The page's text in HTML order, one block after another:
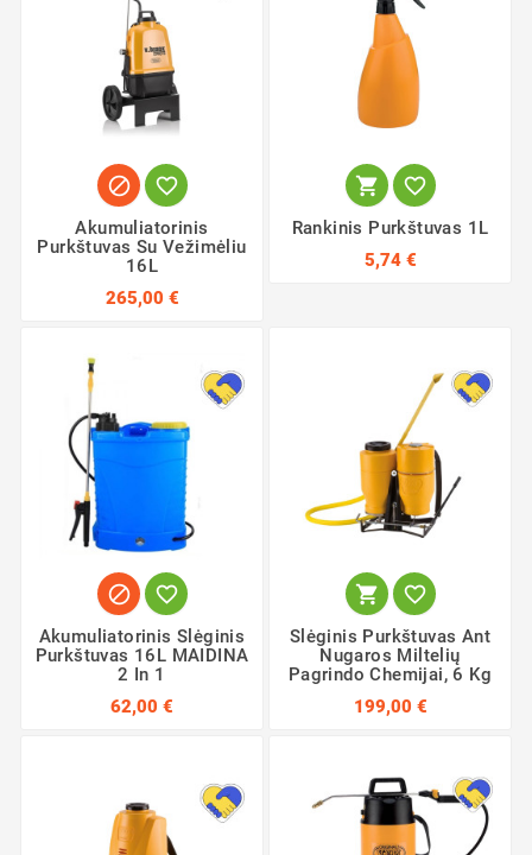
 
Akumuliatorinis
Purkštuvas Su Vežimėliu
16L
265,00 €
 
Rankinis Purkštuvas 1L
5,74 €
 
Akumuliatorinis Slėginis
Purkštuvas 16L MAIDINA
2 In 1
62,00 €
 
Slėginis Purkštuvas Ant
Nugaros Miltelių
Pagrindo Chemijai, 6 Kg
199,00 €